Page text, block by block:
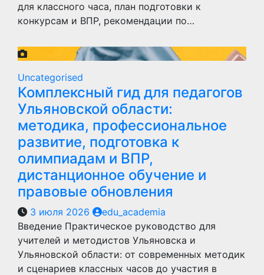
для классного часа, план подготовки к
конкурсам и ВПР, рекомендации по…
Uncategorised
Комплексный гид для педагогов
Ульяновской области:
методика, профессиональное
развитие, подготовка к
олимпиадам и ВПР,
дистанционное обучение и
правовые обновления
3 июля 2026
edu_academia
Введение Практическое руководство для
учителей и методистов Ульяновска и
Ульяновской области: от современных методик
и сценариев классных часов до участия в